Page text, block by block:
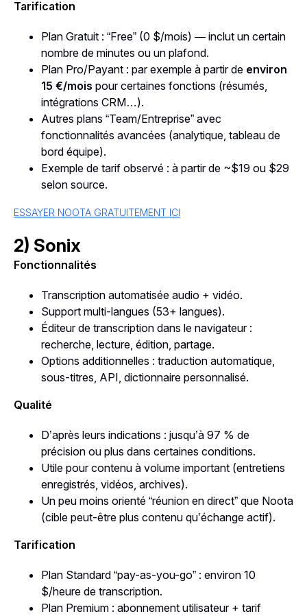
Tarification
Plan Gratuit : “Free” (0 $/mois) — inclut un certain
nombre de minutes ou un plafond.
Plan Pro/Payant : par exemple à partir de environ
15 €/mois pour certaines fonctions (résumés,
intégrations CRM…).
Autres plans “Team/Entreprise” avec
fonctionnalités avancées (analytique, tableau de
bord équipe).
Exemple de tarif observé : à partir de ~$19 ou $29
selon source.
ESSAYER NOOTA GRATUITEMENT ICI
2) Sonix
Fonctionnalités
Transcription automatisée audio + vidéo.
Support multi-langues (53+ langues).
Éditeur de transcription dans le navigateur :
recherche, lecture, édition, partage.
Options additionnelles : traduction automatique,
sous-titres, API, dictionnaire personnalisé.
Qualité
D’après leurs indications : jusqu’à 97 % de
précision ou plus dans certaines conditions.
Utile pour contenu à volume important (entretiens
enregistrés, vidéos, archives).
Un peu moins orienté “réunion en direct” que Noota
(cible peut-être plus contenu qu’échange actif).
Tarification
Plan Standard “pay-as-you-go” : environ 10
$/heure de transcription.
Plan Premium : abonnement utilisateur + tarif